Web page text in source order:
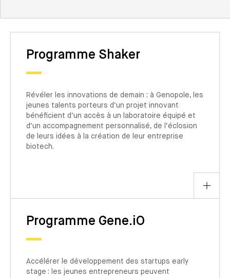
S’INSCRIRE À NOS PROGRAMMES
Programme Shaker
Révéler les innovations de demain : à Genopole, les
jeunes talents porteurs d’un projet innovant
bénéficient d’un accès à un laboratoire équipé et
d’un accompagnement personnalisé, de l’éclosion
de leurs idées à la création de leur entreprise
biotech.
Programme Gene.iO
Accélérer le développement des startups early
stage : les jeunes entrepreneurs peuvent